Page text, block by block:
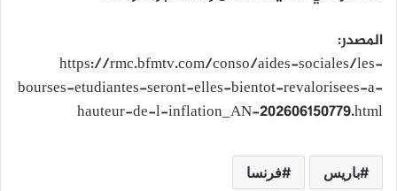
المصدر:
https://rmc.bfmtv.com/conso/aides-sociales/les-
bourses-etudiantes-seront-elles-bientot-revalorisees-a-
hauteur-de-l-inflation_AN-202606150779.html
باريس فرنسا